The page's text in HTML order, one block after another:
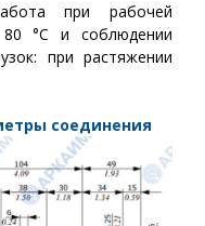
при рабочей
°C и соблюдении
при растяжении
соединения